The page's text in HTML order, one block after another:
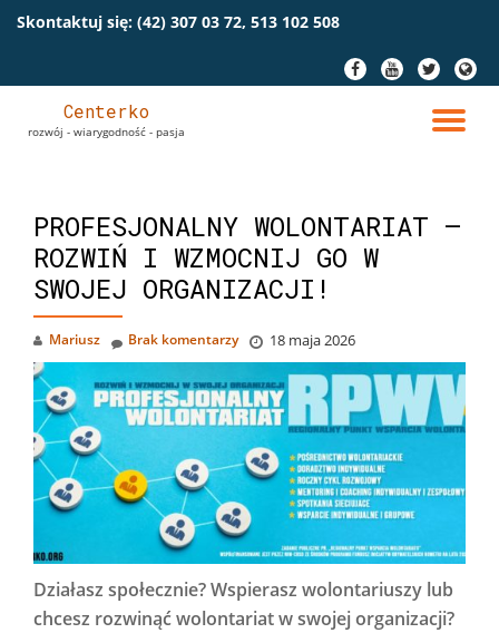
Skontaktuj się: (42) 307 03 72, 513 102 508
fa-
facebook
fa-
youtube
fa-
twitter
fa-
globe
Centerko
rozwój - wiarygodność - pasja
PROFESJONALNY WOLONTARIAT –
ROZWIŃ I WZMOCNIJ GO W
SWOJEJ ORGANIZACJI!
Mariusz 18 maja 2026
Brak komentarzy
Działasz społecznie? Wspierasz wolontariuszy lub
chcesz rozwinąć wolontariat w swojej organizacji?